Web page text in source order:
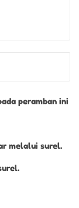
peramban ini
melalui surel.